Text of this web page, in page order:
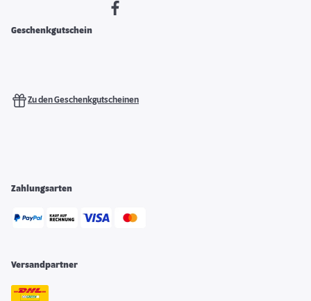
Geschenkgutschein
Zu den Geschenkgutscheinen
Zahlungsarten
Versandpartner